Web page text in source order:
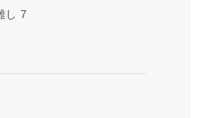
し 7